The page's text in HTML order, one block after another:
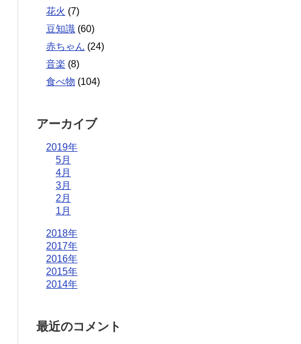
花火 (7)
豆知識 (60)
赤ちゃん (24)
音楽 (8)
食べ物 (104)
アーカイブ
2019年
5月
4月
3月
2月
1月
2018年
2017年
2016年
2015年
2014年
最近のコメント